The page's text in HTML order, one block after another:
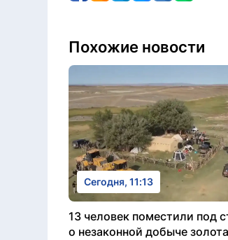
Похожие новости
Сегодня, 11:13
13 человек поместили под
о незаконной добыче золота